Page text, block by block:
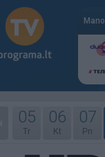
Mano
05
Tr
06
Kt
07
Pn